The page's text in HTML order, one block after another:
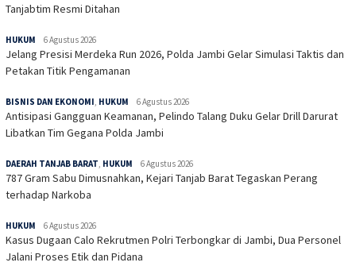
Tanjabtim Resmi Ditahan
HUKUM 6 Agustus 2026
Jelang Presisi Merdeka Run 2026, Polda Jambi Gelar Simulasi Taktis dan
Petakan Titik Pengamanan
BISNIS DAN EKONOMI HUKUM 6 Agustus 2026
Antisipasi Gangguan Keamanan, Pelindo Talang Duku Gelar Drill Darurat
Libatkan Tim Gegana Polda Jambi
DAERAH TANJAB BARAT HUKUM 6 Agustus 2026
787 Gram Sabu Dimusnahkan, Kejari Tanjab Barat Tegaskan Perang
terhadap Narkoba
HUKUM 6 Agustus 2026
Kasus Dugaan Calo Rekrutmen Polri Terbongkar di Jambi, Dua Personel
Jalani Proses Etik dan Pidana